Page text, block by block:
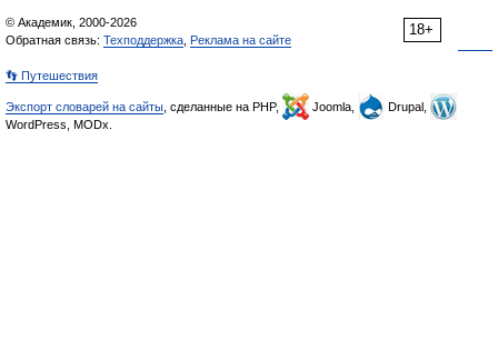
18+
© Академик, 2000-2026
Обратная связь: Техподдержка Реклама на сайте
👣 Путешествия
Экспорт словарей на сайты , сделанные на PHP, Joomla,
Drupal,
WordPress, MODx.